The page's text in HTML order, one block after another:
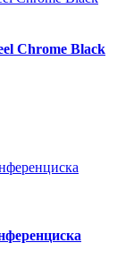
Chrome Black